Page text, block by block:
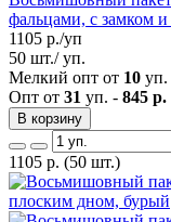
фальцами, с замком
1105 р./уп
50 шт./ уп.
Мелкий опт от 10 уп.
Опт от 31 уп. - 845 р.
В корзину
1105 р. (50 шт.)